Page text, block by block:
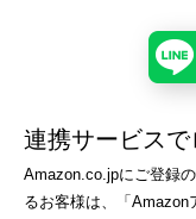
連携サービス
Amazon.co.jpにご登録
るお客様は、「Amazon